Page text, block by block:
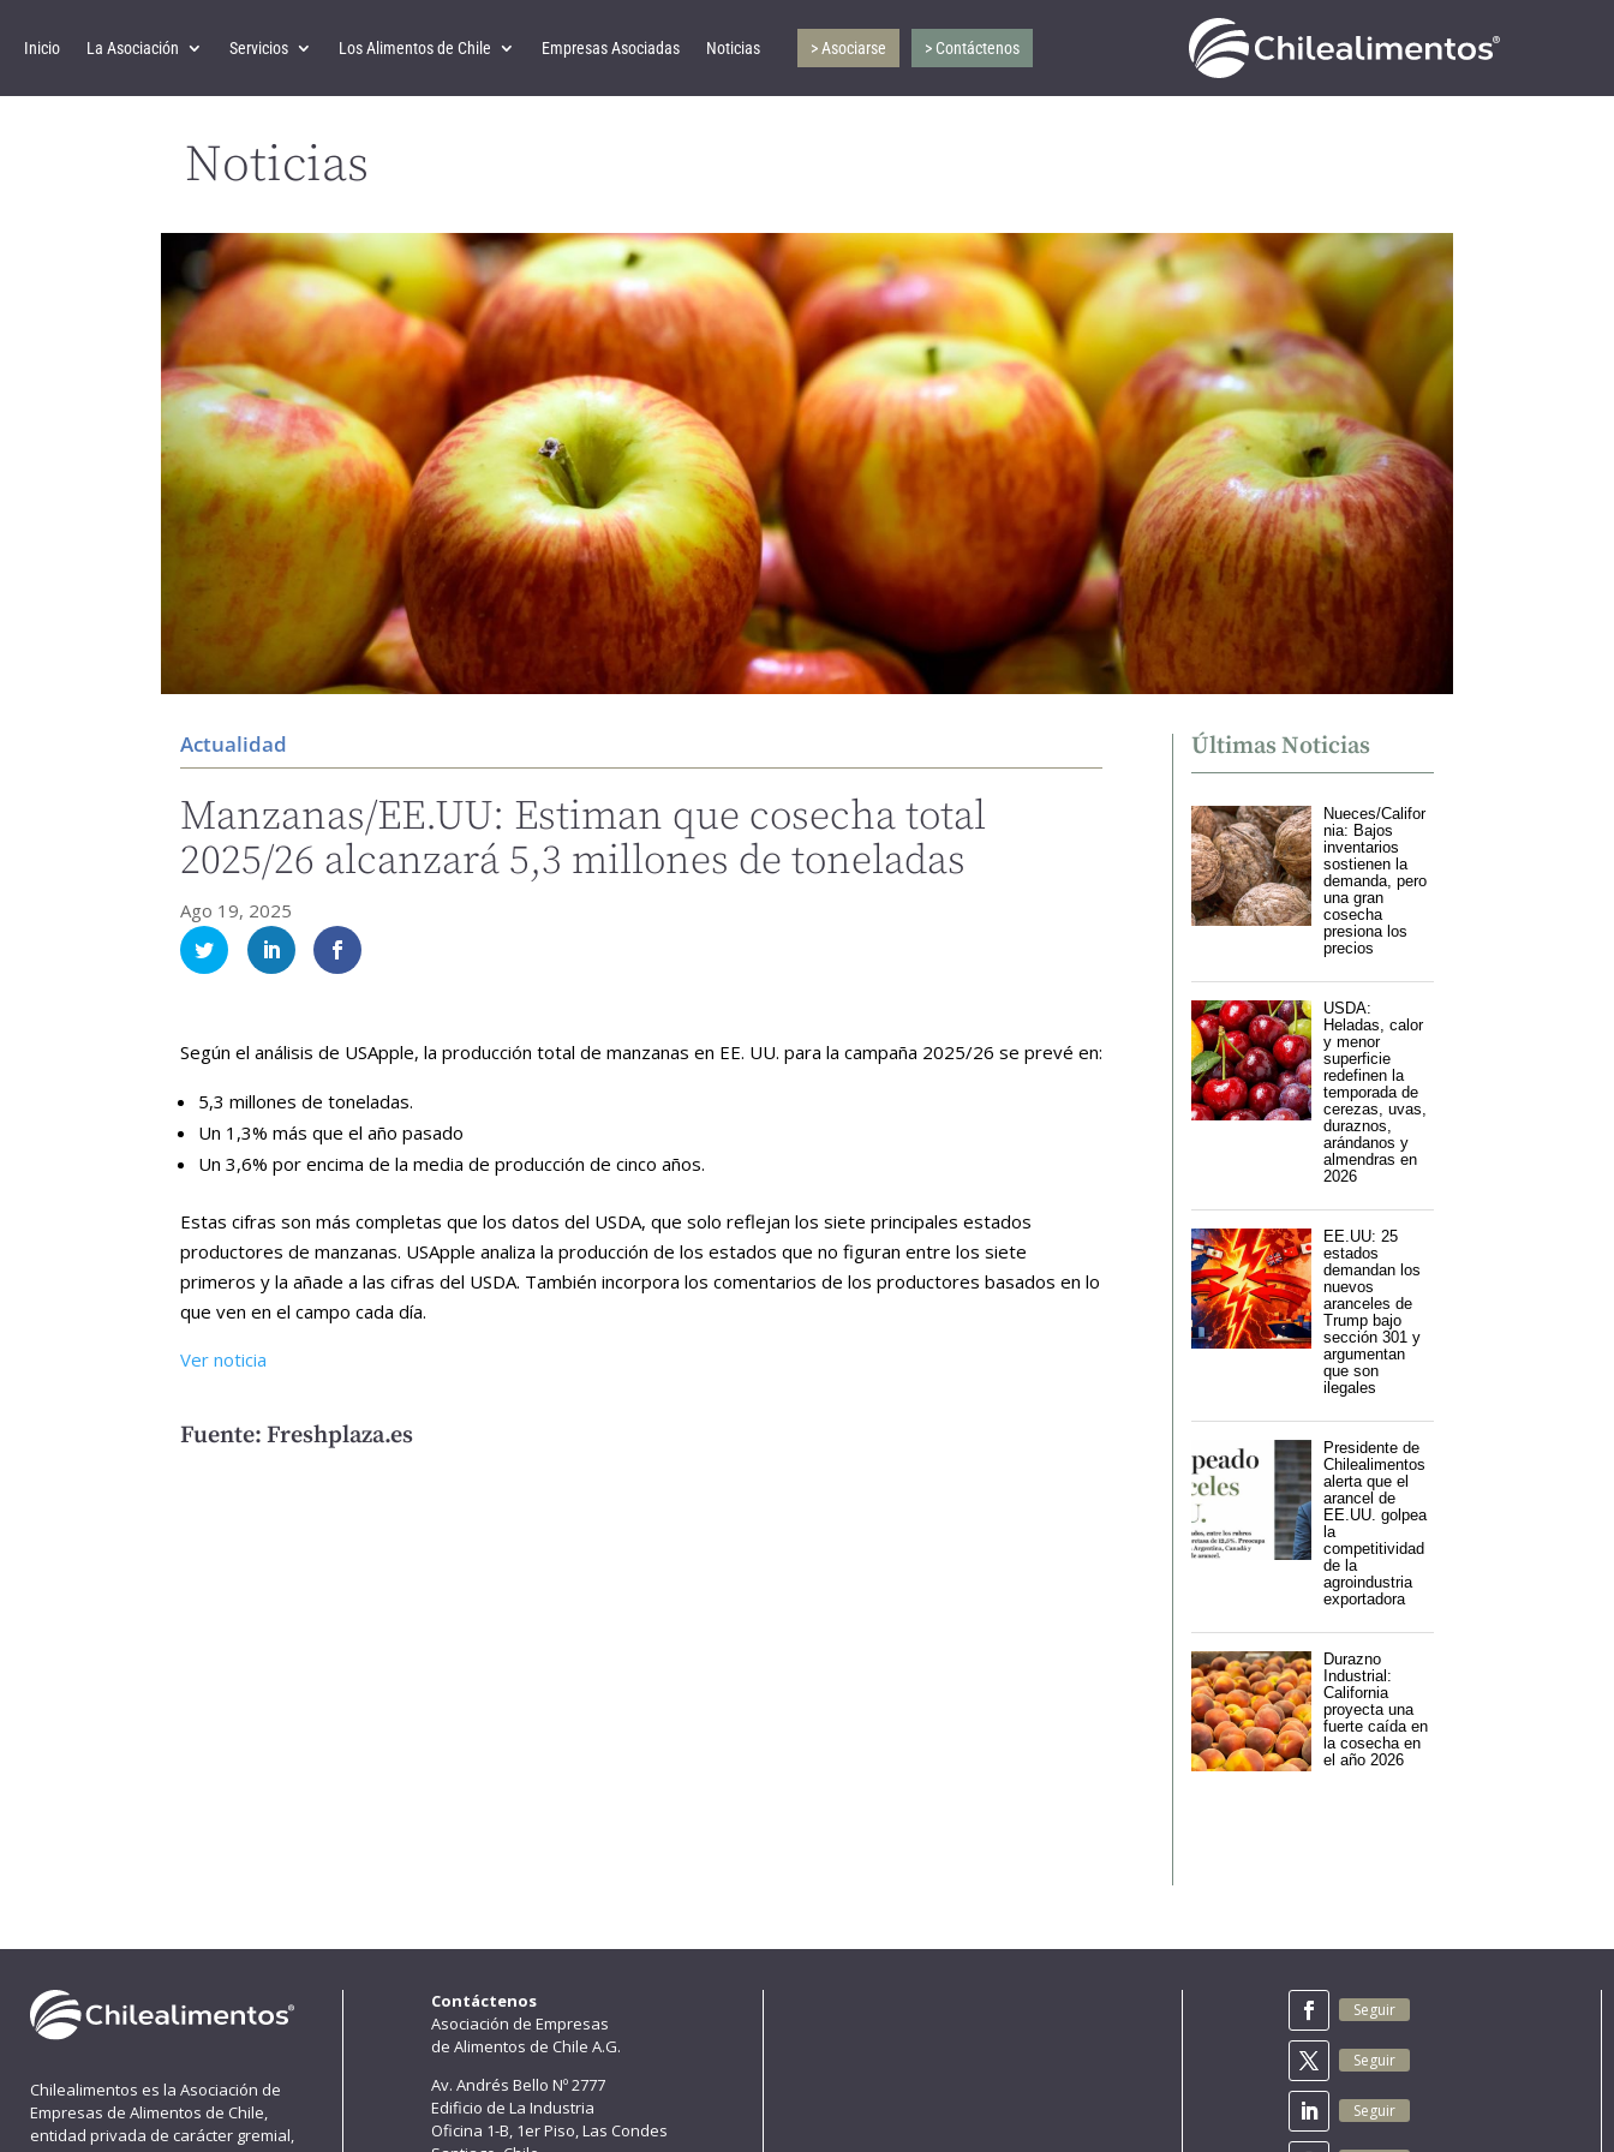
Inicio La Asociación Servicios Los Alimentos de Chile Empresas Asociadas Noticias > Asociarse > Contáctenos
Noticias
Actualidad
Manzanas/EE.UU: Estiman que cosecha total
2025/26 alcanzará 5,3 millones de toneladas
Ago 19, 2025
Según el análisis de USApple, la producción total de manzanas en EE. UU. para la campaña 2025/26 se prevé en:
5,3 millones de toneladas.
Un 1,3% más que el año pasado
Un 3,6% por encima de la media de producción de cinco años.
Estas cifras son más completas que los datos del USDA, que solo reflejan los siete principales estados
productores de manzanas. USApple analiza la producción de los estados que no figuran entre los siete
primeros y la añade a las cifras del USDA. También incorpora los comentarios de los productores basados en lo
que ven en el campo cada día.
Ver noticia
Fuente: Freshplaza.es
Últimas Noticias
Nueces/Califor
nia: Bajos
inventarios
sostienen la
demanda, pero
una gran
cosecha
presiona los
precios
USDA:
Heladas, calor
y menor
superficie
redefinen la
temporada de
cerezas, uvas,
duraznos,
arándanos y
almendras en
2026
EE.UU: 25
estados
demandan los
nuevos
aranceles de
Trump bajo
sección 301 y
argumentan
que son
ilegales
Presidente de
Chilealimentos
alerta que el
arancel de
EE.UU. golpea
la
competitividad
de la
agroindustria
exportadora
Durazno
Industrial:
California
proyecta una
fuerte caída en
la cosecha en
el año 2026
Chilealimentos es la Asociación de
Empresas de Alimentos de Chile,
entidad privada de carácter gremial,
Contáctenos
Asociación de Empresas
de Alimentos de Chile A.G.
Av. Andrés Bello Nº 2777
Edificio de La Industria
Oficina 1-B, 1er Piso, Las Condes
Seguir
Seguir
Seguir